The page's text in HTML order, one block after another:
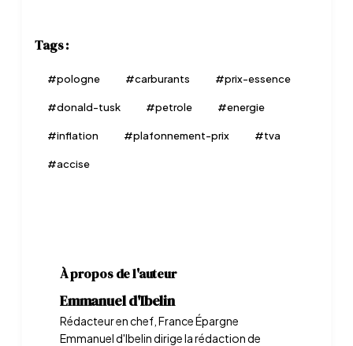
Tags :
#pologne #carburants #prix-essence
#donald-tusk #petrole #energie
#inflation #plafonnement-prix #tva
#accise
À propos de l'auteur
Emmanuel d'Ibelin
Rédacteur en chef, France Épargne
Emmanuel d'Ibelin dirige la rédaction de